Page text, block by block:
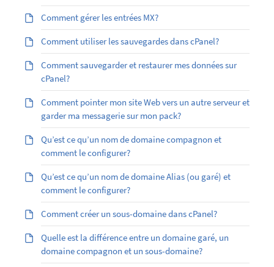
Comment gérer les entrées MX?
Comment utiliser les sauvegardes dans cPanel?
Comment sauvegarder et restaurer mes données sur
cPanel?
Comment pointer mon site Web vers un autre serveur et
garder ma messagerie sur mon pack?
Qu’est ce qu’un nom de domaine compagnon et
comment le configurer?
Qu’est ­ce qu’un nom de domaine Alias (ou garé) et
comment le configurer?
Comment créer un sous-domaine dans cPanel?
Quelle est la différence entre un domaine garé, un
domaine compagnon et un sous-domaine?